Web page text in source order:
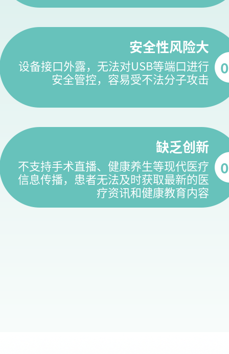
安全性风险大
设备接口外露，无法对USB等端口进行
安全管控，容易受不法分子攻击
缺乏创新
不支持手术直播、健康养生等现代医疗
信息传播，患者无法及时获取最新的医
疗资讯和健康教育内容